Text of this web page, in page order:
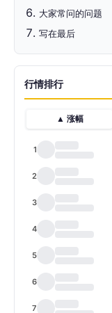
大家常问的问题
写在最后
行情排行
▲ 涨幅
1
2
3
4
5
6
7